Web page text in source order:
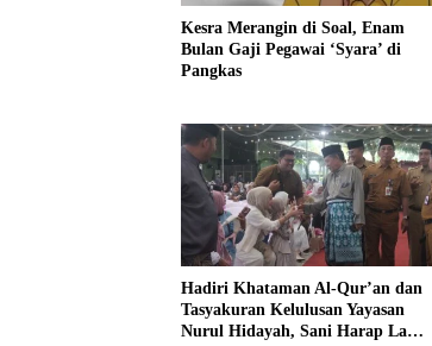
Kesra Merangin di Soal, Enam
Bulan Gaji Pegawai ‘Syara’ di
Pangkas
Hadiri Khataman Al-Qur’an dan
Tasyakuran Kelulusan Yayasan
Nurul Hidayah, Sani Harap Lahir